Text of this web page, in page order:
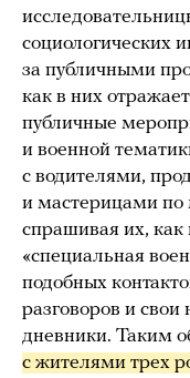
социологических
за публичными
как в них
публичные
и военной
с водителями,
и мастерицами
спрашивая их, как
«специальная
подобных
разговоров и
дневники. Таким
с жителями трех